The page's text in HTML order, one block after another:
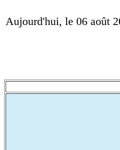
Aujourd'hui, le 06 août